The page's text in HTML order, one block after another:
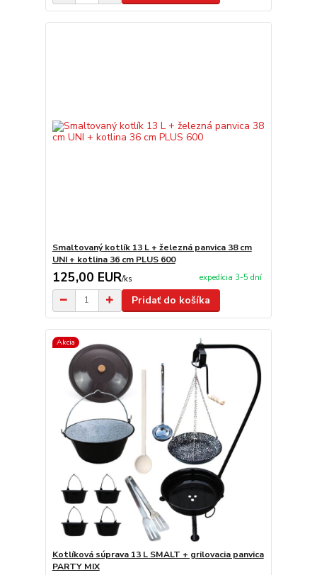
Smaltovaný kotlík 13 L + železná panvica 38 cm
UNI + kotlina 36 cm PLUS 600
125,00 EUR/ks expedícia 3-5 dní
Pridať do košíka
Akcia
Kotlíková súprava 13 L SMALT + grilovacia panvica
PARTY MIX